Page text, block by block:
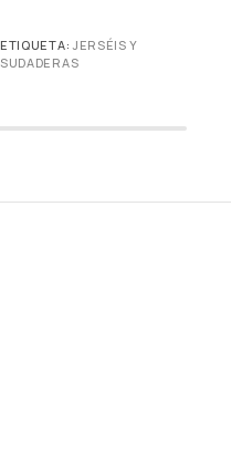
ETIQUETA:JERSÉIS Y
SUDADERAS